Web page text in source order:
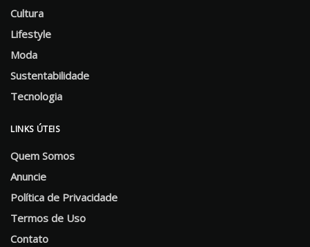
Cultura
Lifestyle
Moda
Sustentabilidade
Tecnologia
LINKS ÚTEIS
Quem Somos
Anuncie
Política de Privacidade
Termos de Uso
Contato